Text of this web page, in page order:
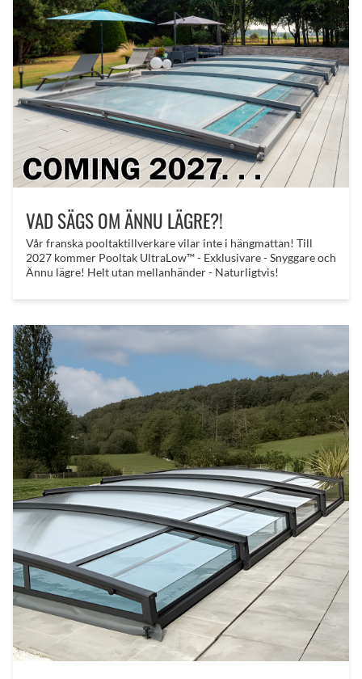
VAD SÄGS OM ÄNNU LÄGRE?!
​Vår franska pooltaktillverkare vilar inte i hängmattan! Till
2027 kommer Pooltak UltraLow™ - Exklusivare - Snyggare och
Ännu lägre! Helt utan mellanhänder - Naturligtvis!